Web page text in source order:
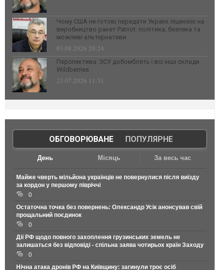
Чому США не готові передати Україні ліцензію на
виробництво ракет Patriot: політика, безпека та
можливі альтернативи
03.08.2026 20:24
Перспектива: ЗСУ добомблять і всі інші склади
Wildberries
23.07.2026 11:31
ОБГОВОРЮВАНЕ| ПОПУЛЯРНЕ
День Місяць За весь час
Майже чверть мільйона українців не повернулися після виїзду
за кордон у першому півріччі
0
Остаточна точка без повернень: Олександр Усік анонсував свій
прощальний поєдинок
0
Дії РФ щодо повного захоплення грузинських земель не
залишаться без відповіді - спільна заява чотирьох країн Заходу
0
Нічна атака дронів РФ на Київщину: загинули троє осіб